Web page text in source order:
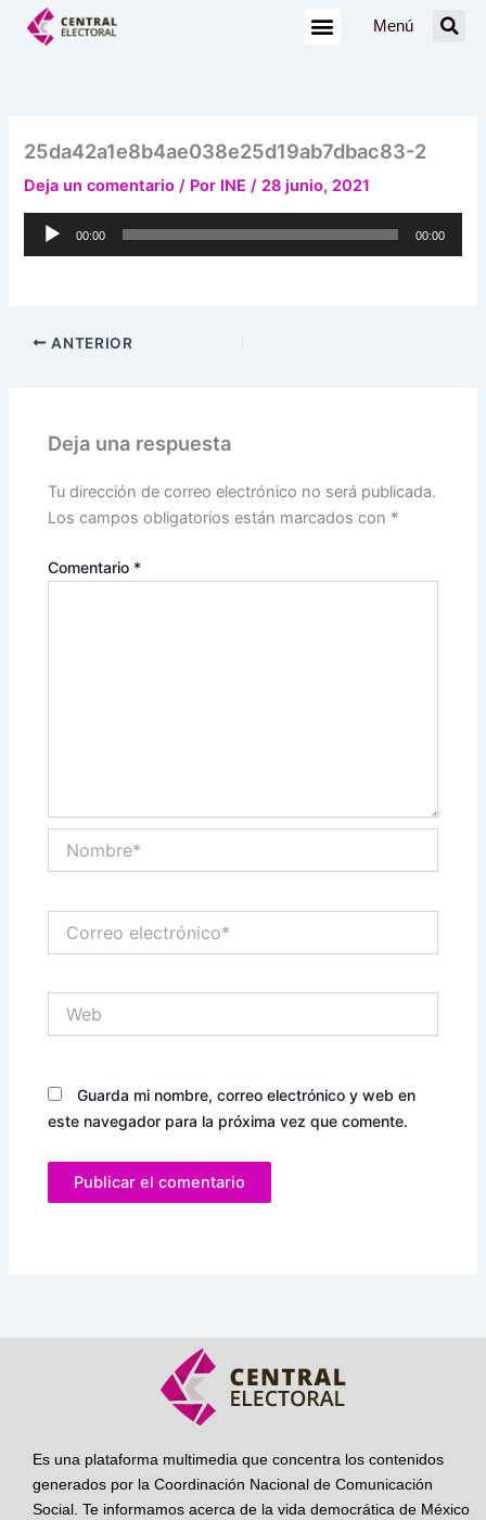
Menú
25da42a1e8b4ae038e25d19ab7dbac83-2
Deja un comentario / Por INE/ 28 junio, 2021
Reproductor
00:00 00:00
ANTERIOR
Deja una respuesta
Tu dirección de correo electrónico no será publicada.
Los campos obligatorios están marcados con *
Comentario *
electrónico*
Guarda mi nombre, correo electrónico y web en
este navegador para la próxima vez que comente.
Es una plataforma multimedia que concentra los contenidos
generados por la Coordinación Nacional de Comunicación
Social. Te informamos acerca de la vida democrática de México